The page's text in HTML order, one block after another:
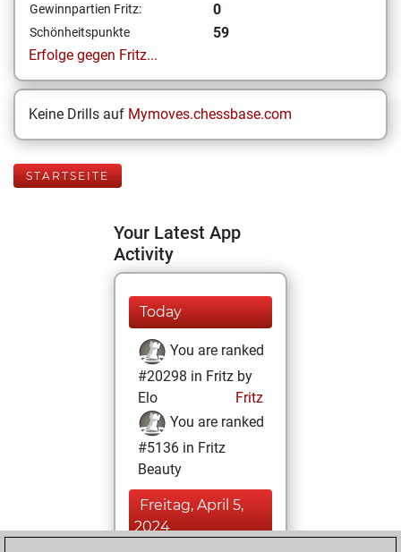
Gewinnpartien Fritz: 0
Schönheitspunkte
59
Erfolge gegen Fritz...
Keine Drills auf Mymoves.chessbase.com
STARTSEITE
Your Latest App
Activity
Today
You are ranked
#20298 in Fritz by
Elo
Fritz
You are ranked
#5136 in Fritz
Beauty
Freitag, April 5,
2024